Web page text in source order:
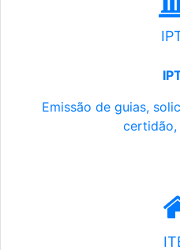
Emissão de guias,
certidão,